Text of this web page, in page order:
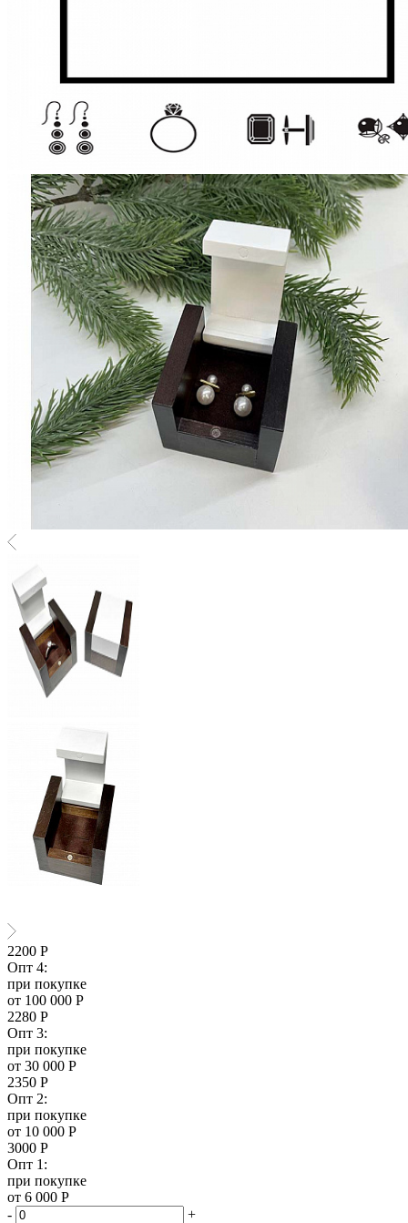
2200 Р
Опт 4:
при покупке
от 100 000 Р
2280 Р
Опт 3:
при покупке
от 30 000 Р
2350 Р
Опт 2:
при покупке
от 10 000 Р
3000 Р
Опт 1:
при покупке
от 6 000 Р
-
+